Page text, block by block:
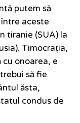
putem să
aceste
tiranie (SUA) la
Timocrația,
onoarea, e
să fie
ăsta,
condus de